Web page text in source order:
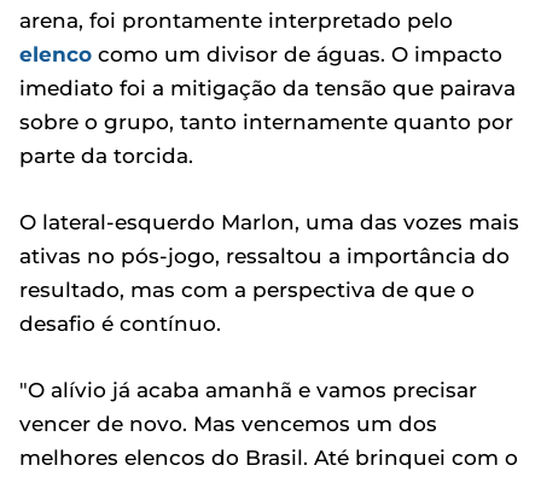
arena, foi prontamente interpretado pelo
elenco como um divisor de águas. O impacto
imediato foi a mitigação da tensão que pairava
sobre o grupo, tanto internamente quanto por
parte da torcida.
O lateral-esquerdo Marlon, uma das vozes mais
ativas no pós-jogo, ressaltou a importância do
resultado, mas com a perspectiva de que o
desafio é contínuo.
"O alívio já acaba amanhã e vamos precisar
vencer de novo. Mas vencemos um dos
melhores elencos do Brasil. Até brinquei com o